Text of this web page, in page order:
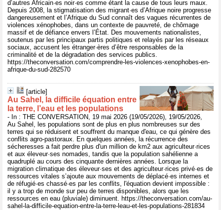
d’autres Africain·es noir·es comme étant la cause de tous leurs maux.
Depuis 2008, la stigmatisation des migrant·es d’Afrique noire progresse
dangereusement et l’Afrique du Sud connaît des vagues récurrentes de
violences xénophobes, dans un contexte de pauvreté, de chômage
massif et de défiance envers l’État. Des mouvements nationalistes,
soutenus par les principaux partis politiques et relayés par les réseaux
sociaux, accusent les étranger·ères d’être responsables de la
criminalité et de la dégradation des services publics.
https://theconversation.com/comprendre-les-violences-xenophobes-en-
afrique-du-sud-282570
[article]
Au Sahel, la difficile équation entre
la terre, l’eau et les populations
- In : THE CONVERSATION, 19 mai 2026 (19/05/2026), 19/05/2026,
Au Sahel, les populations sont de plus en plus nombreuses sur des
terres qui se réduisent et souffrent du manque d'eau, ce qui génère des
conflits agro-pastoraux. En quelques années, la récurrence des
sécheresses a fait perdre plus d'un million de km2 aux agriculteur·rices
et aux éleveur·ses nomades, tandis que la population sahélienne a
quadruplé au cours des cinquante dernières années. Lorsque la
migration climatique des éleveur·ses et des agriculteur·rices privé·es de
ressources vitales s’ajoute aux mouvements de déplacé·es internes et
de réfugié·es chassé·es par les conflits, l'équation devient impossible :
il y a trop de monde sur peu de terres disponibles, alors que les
ressources en eau (pluviale) diminuent. https://theconversation.com/au-
sahel-la-difficile-equation-entre-la-terre-leau-et-les-populations-281834